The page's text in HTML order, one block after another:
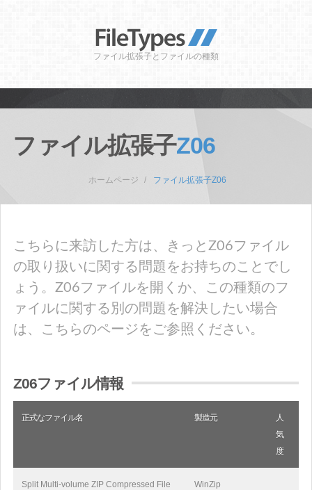
ファイル拡張子とファイルの種類
ファイル拡張子Z06
ホームページ ファイル拡張子Z06
こちらに来訪した方は、きっとZ06ファイル
の取り扱いに関する問題をお持ちのことでし
ょう。Z06ファイルを開くか、この種類のフ
ァイルに関する別の問題を解決したい場合
は、こちらのページをご参照ください。
Z06ファイル情報
正式なファイル名 製造元
人
気
度
Split Multi-volume ZIP Compressed File
WinZip